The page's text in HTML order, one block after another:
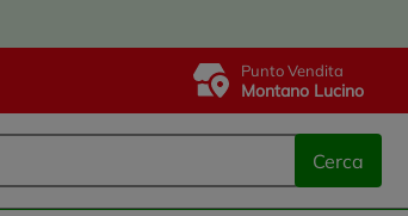
Punto Vendita
Montano Lucino
Cerca